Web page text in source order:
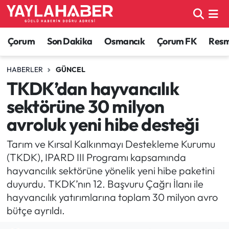
Çorum Son Dakika Osmancık Çorum FK
HABERLER GÜNCEL
TKDK’dan hayvancılık
sektörüne 30 milyon
avroluk yeni hibe desteği
Tarım ve Kırsal Kalkınmayı Destekleme Kurumu
(TKDK), IPARD III Programı kapsamında
hayvancılık sektörüne yönelik yeni hibe paketini
duyurdu. TKDK’nın 12. Başvuru Çağrı İlanı ile
hayvancılık yatırımlarına toplam 30 milyon avro
bütçe ayrıldı.
Alaca Haberleri
Bayat Haberleri
Bilgi - Keşfet Haberleri
Bilim ve Teknoloji
Boğazkale Haberleri
Çorum Haberleri
Çorum Son Dakika Haberleri
Çorum Nöbetçi Eczaneler
Çorum Hava Durumu
Çorum Namaz Vakitleri
Çorum Trafik Yoğunluk Haritası
TFF 1.Lig Puan Durumu ve Fikstür
Tüm Manşetler
Son Dakika Haberleri